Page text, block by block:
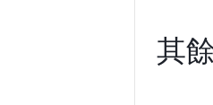
其